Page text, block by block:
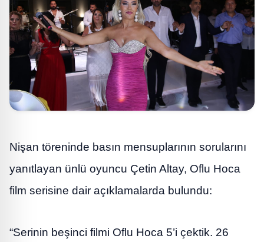
Nişan töreninde basın mensuplarının sorularını
yanıtlayan ünlü oyuncu Çetin Altay, Oflu Hoca
film serisine dair açıklamalarda bulundu:
“Serinin beşinci filmi Oflu Hoca 5’i çektik. 26